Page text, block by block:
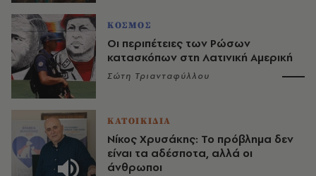
ΚΟΣΜΟΣ
Οι περιπέτειες των Ρώσων
κατασκόπων στη Λατινική Αμερική
Σώτη Τριανταφύλλου
ΚΑΤΟΙΚΙΔΙΑ
Νίκος Χρυσάκης: Το πρόβλημα δεν
είναι τα αδέσποτα, αλλά οι
άνθρωποι